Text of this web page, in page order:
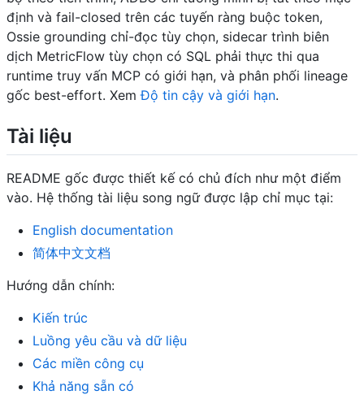
định và fail-closed trên các tuyến ràng buộc token,
Ossie grounding chỉ-đọc tùy chọn, sidecar trình biên
dịch MetricFlow tùy chọn có SQL phải thực thi qua
runtime truy vấn MCP có giới hạn, và phân phối lineage
gốc best-effort. XemĐộ tin cậy và giới hạn.
Tài liệu
README gốc được thiết kế có chủ đích như một điểm
vào. Hệ thống tài liệu song ngữ được lập chỉ mục tại:
English documentation
简体中文文档
Hướng dẫn chính:
Kiến trúc
Luồng yêu cầu và dữ liệu
Các miền công cụ
Khả năng sẵn có